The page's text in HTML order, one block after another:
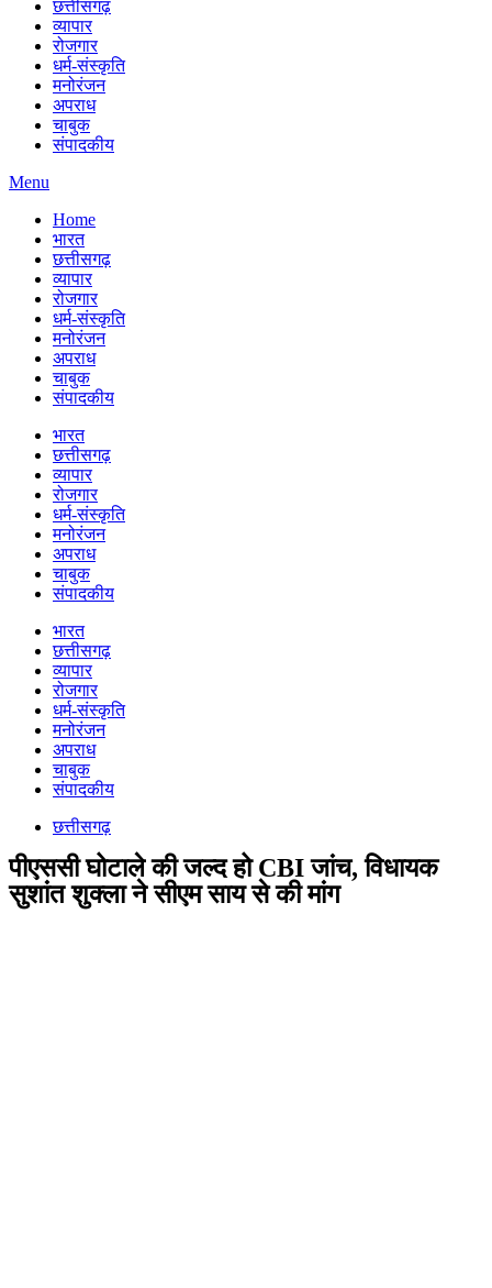
छत्तीसगढ़
व्यापार
रोजगार
धर्म-संस्कृति
मनोरंजन
अपराध
चाबुक
संपादकीय
Menu
Home
भारत
छत्तीसगढ़
व्यापार
रोजगार
धर्म-संस्कृति
मनोरंजन
अपराध
चाबुक
संपादकीय
भारत
छत्तीसगढ़
व्यापार
रोजगार
धर्म-संस्कृति
मनोरंजन
अपराध
चाबुक
संपादकीय
भारत
छत्तीसगढ़
व्यापार
रोजगार
धर्म-संस्कृति
मनोरंजन
अपराध
चाबुक
संपादकीय
छत्तीसगढ़
पीएससी घोटाले की जल्द हो CBI जांच, विधायक
सुशांत शुक्ला ने सीएम साय से की मांग